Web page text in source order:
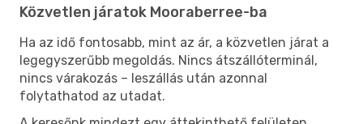
Közvetlen járatok Mooraberree-ba
Ha az idő fontosabb, mint az ár, a közvetlen járat a
legegyszerűbb megoldás. Nincs átszállóterminál,
nincs várakozás – leszállás után azonnal
folytathatod az utadat.